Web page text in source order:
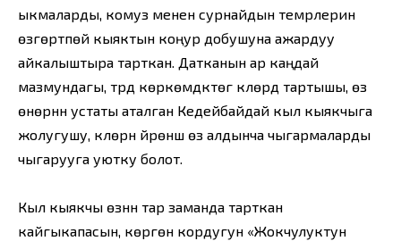
ыкмаларды, комуз менен сурнайдын темрлерин
өзгөртпөй кыяктын коңур добушуна ажардуу
айкалыштыра тарткан. Датканын ар каңдай
мазмундагы, түрдүү көркөмдүктөгү күүлөрдү тартышы, өз
өнөрүнүн устаты аталган Кедейбайдай кыл кыякчыга
жолугушу, күүлөрүн үйрөнүшү өз алдынча чыгармаларды
чыгарууга уютку болот.
Кыл кыякчы өзүнүн тар заманда тарткан
кайгыкапасын, көргөн кордугун «Жокчулуктун